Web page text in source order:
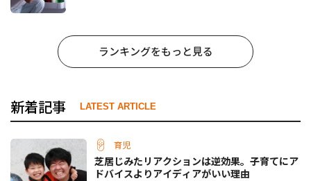
ランキングをもっと見る
新着記事 LATEST ARTICLE
育児
芝居じみたリアクションは逆効果。子育てにア
ドバイスよりアイディアがいい理由